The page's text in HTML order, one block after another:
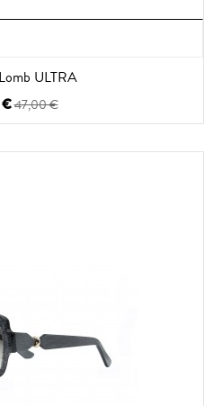
ULTRA
€47,00 €